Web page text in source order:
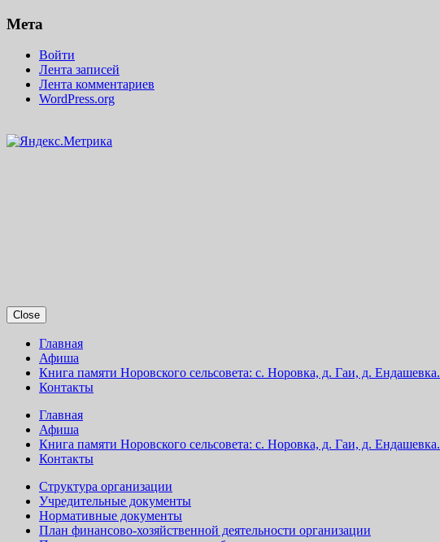
Мета
Войти
Лента записей
Лента комментариев
WordPress.org
Close
Главная
Афиша
Книга памяти Норовского сельсовета: с. Норовка, д. Гаи, д. Ендашевка.
Контакты
Главная
Афиша
Книга памяти Норовского сельсовета: с. Норовка, д. Гаи, д. Ендашевка.
Контакты
Структура организации
Учредительные документы
Нормативные документы
План финансово-хозяйственной деятельности организации